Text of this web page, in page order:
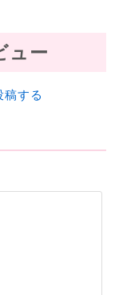
ュー
稿する